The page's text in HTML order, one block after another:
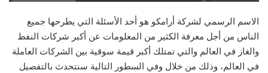
الاسم الرسمي لشركة أرامكو هو أحد الأسئلة التي يطرحها جميع
الناس من أجل معرفة الكثير من المعلومات عن أكبر شركات النفط
والغاز في العالم والتي تمتلك أكبر قيمة سوقية بين الشركات العاملة
في العالم، وذلك من خلال وفي السطور التالية سنتحدث بالتفصيل